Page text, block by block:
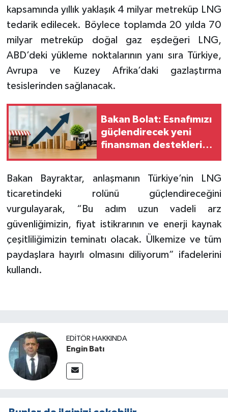
kapsamında yıllık yaklaşık 4 milyar metreküp LNG
tedarik edilecek. Böylece toplamda 20 yılda 70
milyar metreküp doğal gaz eşdeğeri LNG,
ABD’deki yükleme noktalarının yanı sıra Türkiye,
Avrupa ve Kuzey Afrika’daki gazlaştırma
tesislerinden sağlanacak.
Bakan Bolat: Esnafımızı
güçlendirecek yeni
finansman desteklerini
Bakan Bayraktar, anlaşmanın Türkiye’nin LNG
ticaretindeki rolünü güçlendireceğini
vurgulayarak, “Bu adım uzun vadeli arz
güvenliğimizin, fiyat istikrarının ve enerji kaynak
çeşitliliğimizin teminatı olacak. Ülkemize ve tüm
paydaşlara hayırlı olmasını diliyorum” ifadelerini
kullandı.
EDITÖR HAKKINDA
Engin Batı